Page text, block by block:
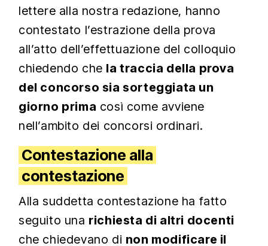
lettere alla nostra redazione, hanno
contestato l’estrazione della prova
all’atto dell’effettuazione del colloquio
chiedendo che la traccia della prova
del concorso sia sorteggiata un
giorno prima così come avviene
nell’ambito dei concorsi ordinari.
Contestazione alla
contestazione
Alla suddetta contestazione ha fatto
seguito una richiesta di altri docenti
che chiedevano di non modificare il